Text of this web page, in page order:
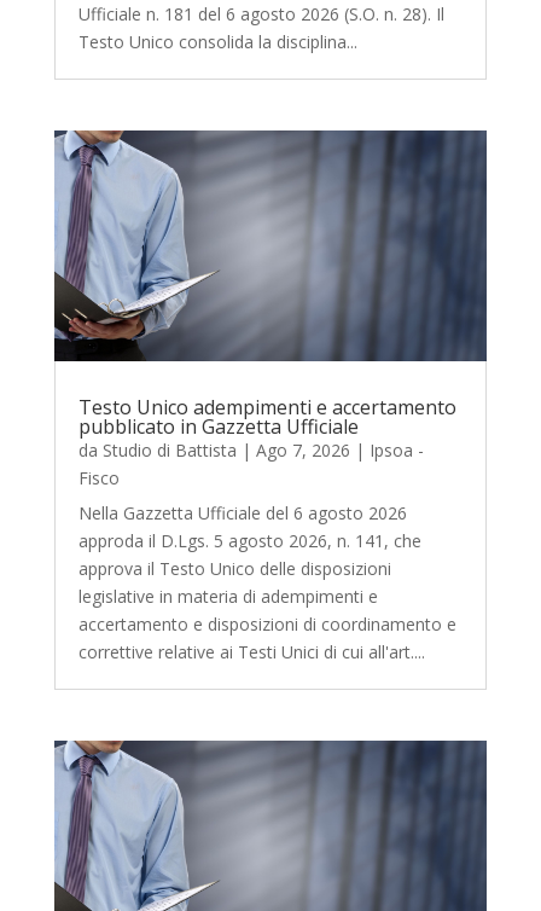
Ufficiale n. 181 del 6 agosto 2026 (S.O. n. 28). Il
Testo Unico consolida la disciplina...
Testo Unico adempimenti e accertamento
pubblicato in Gazzetta Ufficiale
da Studio di Battista | Ago 7, 2026 | Ipsoa -
Fisco
Nella Gazzetta Ufficiale del 6 agosto 2026
approda il D.Lgs. 5 agosto 2026, n. 141, che
approva il Testo Unico delle disposizioni
legislative in materia di adempimenti e
accertamento e disposizioni di coordinamento e
correttive relative ai Testi Unici di cui all'art....